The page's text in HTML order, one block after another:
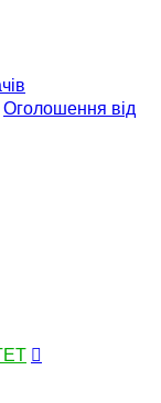
Оголошення від